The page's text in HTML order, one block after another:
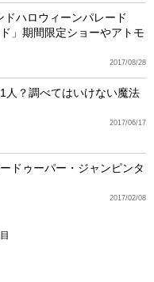
ドハロウィーンパレード
」期間限定ショーやアトモ
2017/08/28
人？調べてはいけない魔法
2017/06/17
ドゥーパー・ジャンピンタ
2017/02/08